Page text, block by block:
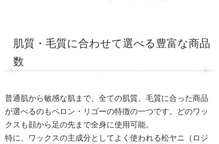
肌質・毛質に合わせて選べる豊富な商品
数
普通肌から敏感な肌まで、全ての肌質、毛質に合った商品
が選べるのもペロン・リゴーの特徴の一つです。どのワッ
クスも顔から足の先まで全身に使用可能。
特に、ワックスの主成分としてよく使われる松ヤニ（ロジ